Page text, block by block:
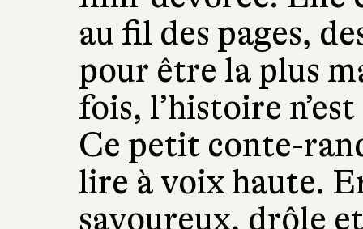
au fil des pages,
pour être la plus
fois, l’histoire
Ce petit conte-
lire à voix haute.
savoureux, drôle